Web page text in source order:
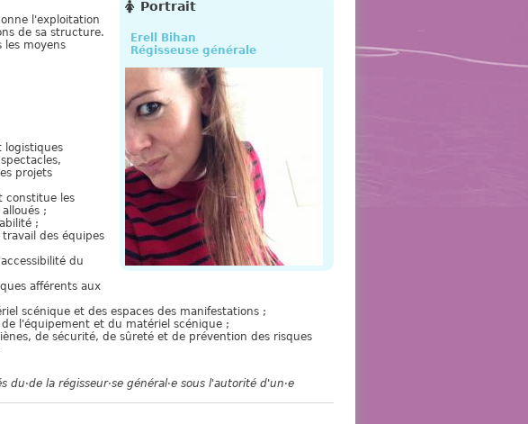
e
Portrait
Erell Bihan
Régisseuse générale
l'exploitation
de sa structure.
les moyens
logistiques
projets
constitue les
;
;
des équipes
du
afférents aux
scénique et des espaces des manifestations ;
l'équipement et du matériel scénique ;
de sécurité, de sûreté et de prévention des risques
du·de la régisseur·se général·e sous l'autorité d'un·e